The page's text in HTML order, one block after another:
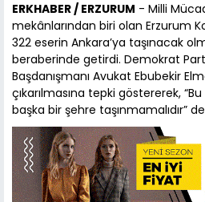
ERKHABER / ERZURUM - Milli
mekânlarından biri olan Erzurum
322 eserin Ankara’ya taşınacak
beraberinde getirdi. Demokrat
Başdanışmanı Avukat Ebubekir
çıkarılmasına tepki göstererek,
başka bir şehre taşınmamalıdır”